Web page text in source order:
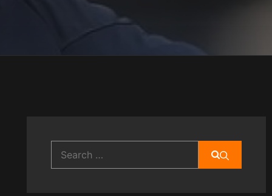
for: